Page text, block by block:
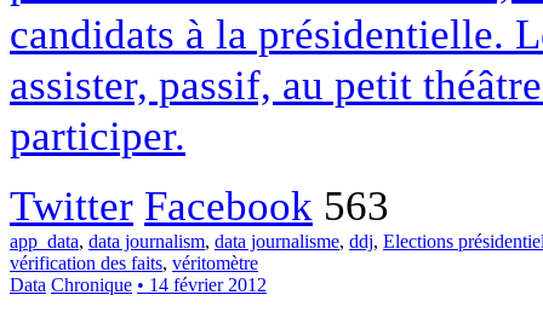
candidats à la présidentielle.
assister, passif, au petit
participer.
Twitter Facebook 563
app_data, data journalism, data journalisme, ddj, Elections
vérification des faits, véritomètre
Data Chronique • 14 février 2012